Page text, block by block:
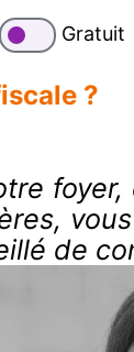
Gratuit
?
de